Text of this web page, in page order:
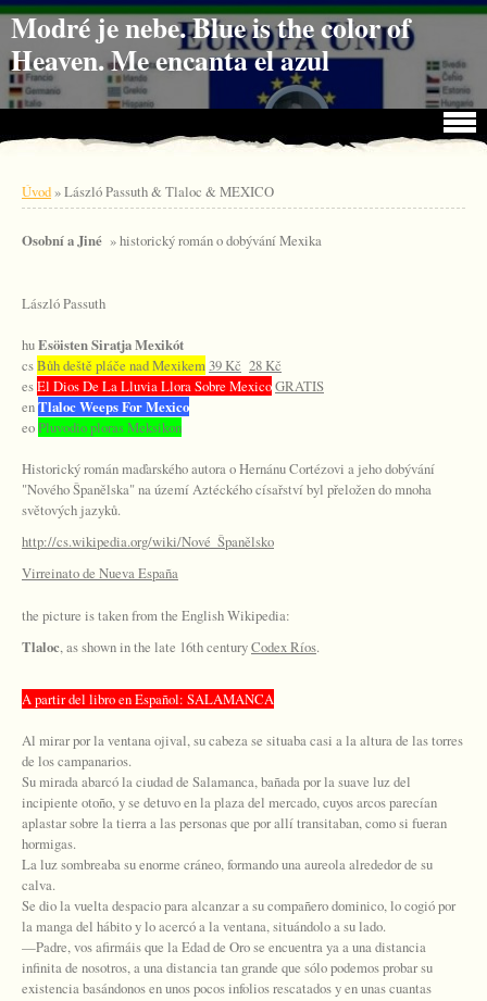
Jdi na obsah
Jdi na menu
Modré je nebe. Blue is the color of
Heaven. Me encanta el azul
Úvod»László Passuth & Tlaloc & MEXICO
Osobní a Jiné » historický román o dobývání Mexika
László Passuth
huEsöisten Siratja Mexikót
csBůh deště pláče nad Mexikem39 Kč 28 Kč
esEl Dios De La Lluvia Llora Sobre MexicoGRATIS
enTlaloc Weeps For Mexico
eoPluvodio ploras Meksikon
Historický román maďarského autora o Hernánu Cortézovi a jeho dobývání
"Nového Španělska" na území Aztéckého císařství byl přeložen do mnoha
světových jazyků.
http://cs.wikipedia.org/wiki/Nové_Španělsko
Virreinato de Nueva España
the picture is taken from the English Wikipedia:
Tlaloc, as shown in the late 16th centuryCodex Ríos.
A partir del libro en Español: SALAMANCA
Al mirar por la ventana ojival, su cabeza se situaba casi a la altura de las torres
de los campanarios.
Su mirada abarcó la ciudad de Salamanca, bañada por la suave luz del
incipiente otoño, y se detuvo en la plaza del mercado, cuyos arcos parecían
aplastar sobre la tierra a las personas que por allí transitaban, como si fueran
hormigas.
La luz sombreaba su enorme cráneo, formando una aureola alrededor de su
calva.
Se dio la vuelta despacio para alcanzar a su compañero dominico, lo cogió por
la manga del hábito y lo acercó a la ventana, situándolo a su lado.
—Padre, vos afirmáis que la Edad de Oro se encuentra ya a una distancia
infinita de nosotros, a una distancia tan grande que sólo podemos probar su
existencia basándonos en unos pocos infolios rescatados y en unas cuantas